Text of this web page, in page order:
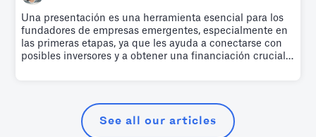
Una presentación es una herramienta esencial para los
fundadores de empresas emergentes, especialmente en
las primeras etapas, ya que les ayuda a conectarse con
posibles inversores y a obtener una financiación crucial
See all our articles